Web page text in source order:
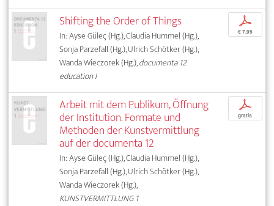
Shifting the Order of Things
In: Ayse Güleç (Hg.), Claudia Hummel (Hg.),
Sonja Parzefall (Hg.), Ulrich Schötker (Hg.),
Wanda Wieczorek (Hg.),documenta 12
education I
p
€ 7,95
Arbeit mit dem Publikum, Öffnung
der Institution. Formate und
Methoden der Kunstvermittlung
auf der documenta 12
In: Ayse Güleç (Hg.), Claudia Hummel (Hg.),
Sonja Parzefall (Hg.), Ulrich Schötker (Hg.),
Wanda Wieczorek (Hg.),
KUNSTVERMITTLUNG 1
p
gratis